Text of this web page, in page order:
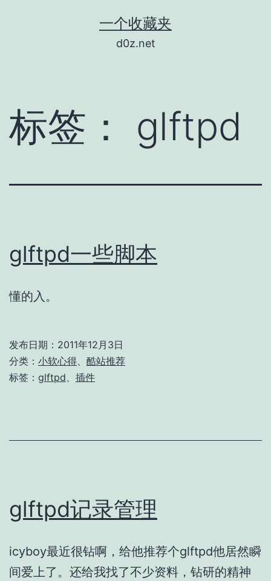
一个收藏夹
d0z.net
标签： glftpd
glftpd一些脚本
懂的入。
发布日期： 2011年12月3日
分类： 小软心得
酷站推荐
标签： glftpd 插件
glftpd记录管理
icyboy最近很钻啊，给他推荐个glftpd他居然瞬
间爱上了。还给我找了不少资料，钻研的精神